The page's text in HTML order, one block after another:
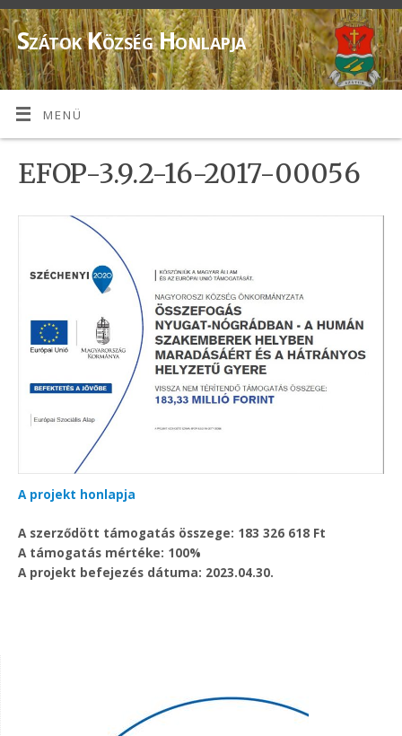
Szátok Község Honlapja
MENÜ
EFOP-3.9.2-16-2017-00056
A projekt honlapja
A szerződött támogatás összege: 183 326 618 Ft
A támogatás mértéke: 100%
A projekt befejezés dátuma: 2023.04.30.